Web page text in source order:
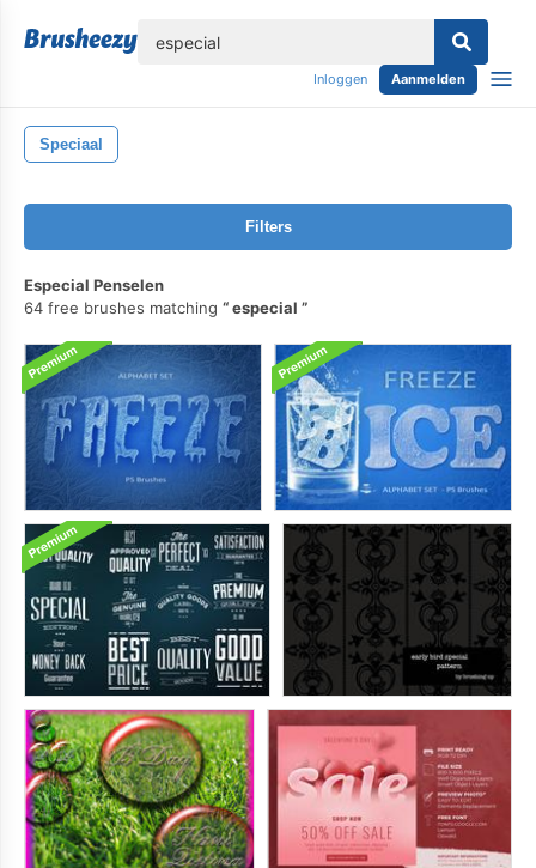
Inloggen Aanmelden
Speciaal
Filters
Especial Penselen
64 free brushes matching
especial